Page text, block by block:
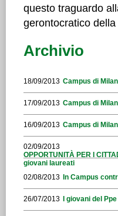
questo traguardo
gerontocratico
Archivio
18/09/2013 Campus di
17/09/2013 Campus di
16/09/2013 Campus di
02/09/2013
OPPORTUNITÀ PER I
giovani laureati
02/08/2013 In Campus
26/07/2013 I giovani del